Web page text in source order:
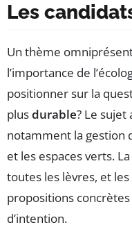
Les
Un thème
l’importance de
positionner sur la
plusdurable? Le sujet
notamment la gestion
et les espaces verts. La
toutes les lèvres, et
propositions
d’intention.